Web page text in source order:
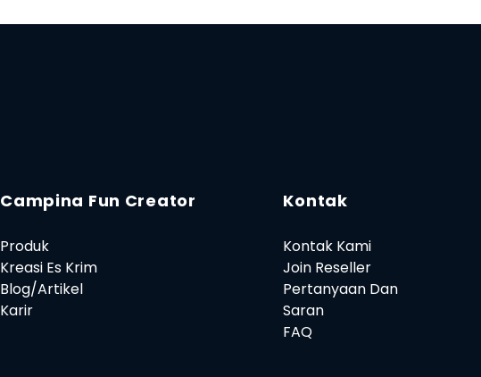
Campina Fun Creator
Produk
Kreasi Es Krim
Blog/Artikel
Karir
Kontak
Kontak Kami
Join Reseller
Pertanyaan Dan
Saran
FAQ